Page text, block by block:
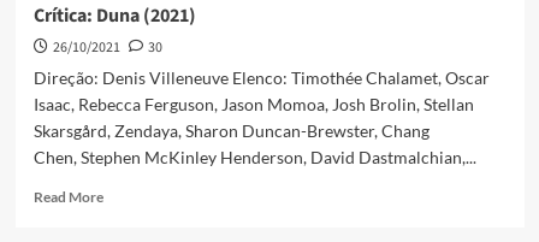
Crítica: Duna (2021)
26/10/2021
30
Direção: Denis Villeneuve Elenco: Timothée Chalamet, Oscar
Isaac, Rebecca Ferguson, Jason Momoa, Josh Brolin, Stellan
Skarsgård, Zendaya, Sharon Duncan-Brewster, Chang
Chen, Stephen McKinley Henderson, David Dastmalchian,...
Read More